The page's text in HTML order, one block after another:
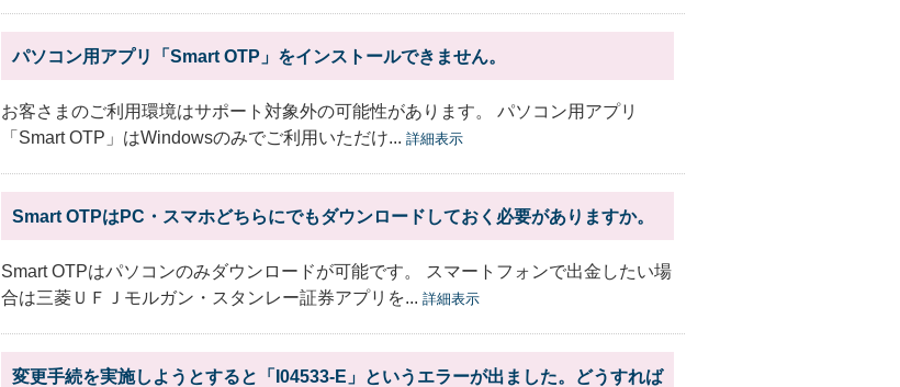
パソコン用アプリ「Smart OTP」をインストールできません。
お客さまのご利用環境はサポート対象外の可能性があります。 パソコン用アプリ
「Smart OTP」はWindowsのみでご利用いただけ... 詳細表示
Smart OTPはPC・スマホどちらにでもダウンロードしておく必要がありますか。
Smart OTPはパソコンのみダウンロードが可能です。 スマートフォンで出金したい場
合は三菱ＵＦＪモルガン・スタンレー証券アプリを... 詳細表示
変更手続を実施しようとすると「I04533-E」というエラーが出ました。どうすれば